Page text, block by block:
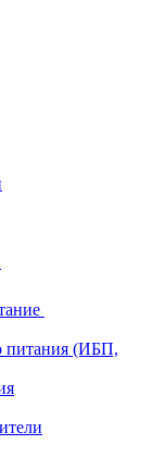
питания (ИБП,